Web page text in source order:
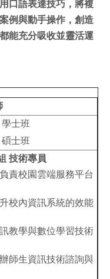
口語表達技巧，將複
例與動手操作，創造
能充分吸收並靈活運
士班
士班
技術專員
責校園雲端服務平台
校內資訊系統的效能
訊教學與數位學習技術
辦師生資訊技術諮詢與